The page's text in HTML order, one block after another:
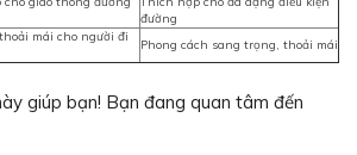
đường
mái cho người đi
Phong cách sang trọng, thoải mái
giúp bạn! Bạn đang quan tâm đến